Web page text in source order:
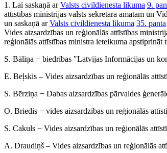
1. Lai saskaņā arValsts civildienesta likuma 9.
attīstības ministrijas valsts sekretāra amatam un
un saskaņā arValsts civildienesta likuma 35. panta
Vides aizsardzības un reģionālās attīstības
reģionālās attīstības ministra ieteikuma
S. Bāliņa − biedrības "Latvijas Informācijas un
E. Beļskis – Vides aizsardzības un reģionālās
S. Bērziņa − Dabas aizsardzības pārvaldes
O. Briedis − vides aizsardzības un reģionālās
S. Cakuls − Vides aizsardzības un reģionālās
A. Draudiņš – Vides aizsardzības un reģionālās